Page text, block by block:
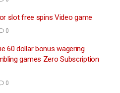
slot free spins Video game
0
60 dollar bonus wagering
games Zero Subscription
0